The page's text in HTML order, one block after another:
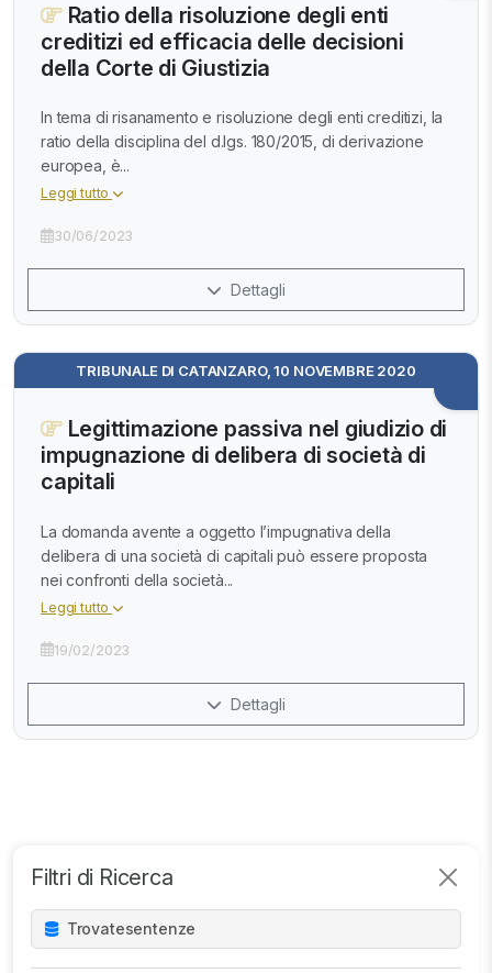
Filtri di Ricerca
Trovatesentenze
Ratio della risoluzione degli enti
creditizi ed efficacia delle decisioni
della Corte di Giustizia
In tema di risanamento e risoluzione degli enti creditizi, la
ratio della disciplina del d.lgs. 180/2015, di derivazione
europea, è...
Leggi tutto
30/06/2023
Dettagli
TRIBUNALE DI CATANZARO, 10 NOVEMBRE 2020
Legittimazione passiva nel giudizio di
impugnazione di delibera di società di
capitali
La domanda avente a oggetto l’impugnativa della
delibera di una società di capitali può essere proposta
nei confronti della società...
Leggi tutto
19/02/2023
Dettagli